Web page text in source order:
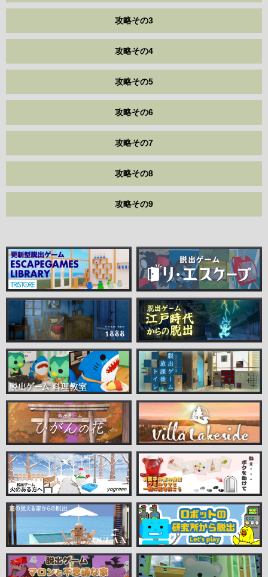
攻略その3
攻略その4
攻略その5
攻略その6
攻略その7
攻略その8
攻略その9